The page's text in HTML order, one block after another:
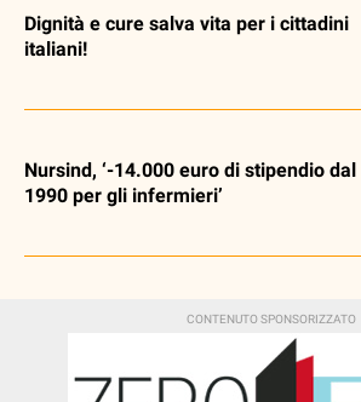
Dignità e cure salva vita per i cittadini
italiani!
Nursind, ‘-14.000 euro di stipendio dal
1990 per gli infermieri’